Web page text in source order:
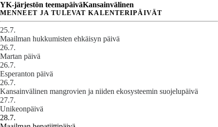
YK-järjestön teemapäiväKansainvälinen
MENNEET JA TULEVAT KALENTERIPÄIVÄT
25.7.
Maailman hukkumisten ehkäisyn päivä
26.7.
Martan päivä
26.7.
Esperanton päivä
26.7.
Kansainvälinen mangrovien ja niiden ekosysteemin suojelupäivä
27.7.
Unikeonpäivä
28.7.